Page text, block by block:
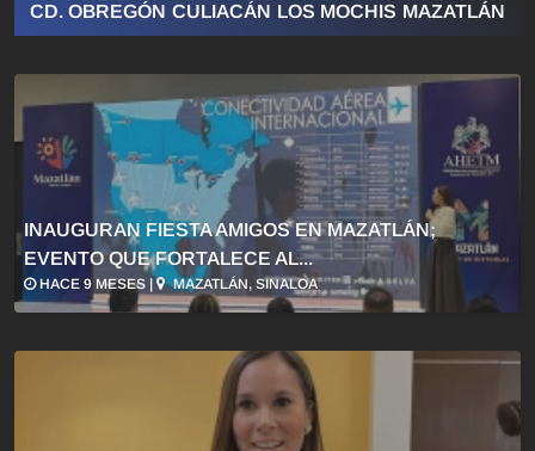
CD. OBREGÓN CULIACÁN LOS MOCHIS MAZATLÁN
INAUGURAN FIESTA AMIGOS EN MAZATLÁN;
EVENTO QUE FORTALECE AL...
HACE 9 MESES | MAZATLÁN, SINALOA